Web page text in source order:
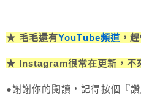
★ 毛毛還有YouTube頻道 ，
★ Instagram很常在更新，不
●謝謝你的閱讀，記得按個『